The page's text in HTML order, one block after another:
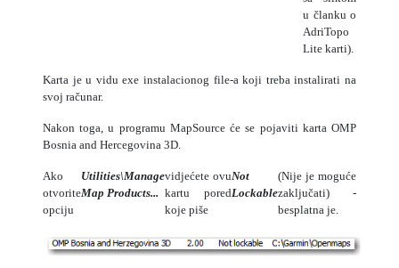
u članku o
AdriTopo
Lite karti).
Karta je u vidu exe instalacionog file-a koji treba instalirati na
svoj računar.
Nakon toga, u programu MapSource će se pojaviti karta OMP
Bosnia and Hercegovina 3D.
Ako
otvorite
opciju
Utilities\Manage
Map Products...
vidjećete ovu
kartu pored
koje piše
Not
Lockable
(Nije je moguće
zaključati) -
besplatna je.